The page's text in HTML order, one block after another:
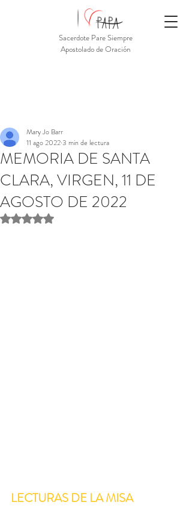
Sacerdote Pare Siempre
Apostolado de Oración
MEMORIA DE SANTA
CLARA, VIRGEN, 11 DE
AGOSTO DE 2022
Mary Jo Barr
11 ago 20223 min de lectura
Obtuvo NaN de 5 estrellas.
LECTURAS DE LA MISA